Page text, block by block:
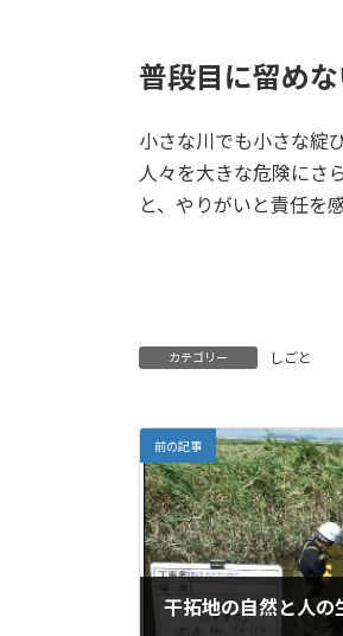
普段目に留め
小さな川でも小さな綻
人々を大きな危険にさ
と、やりがいと責任を感
カテゴリー しごと
前の記事